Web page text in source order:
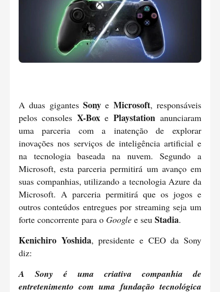
A duas gigantes Sonye Microsoft, responsáveis
pelos consoles X-Boxe Playstation anunciaram
uma parceria com a inatenção de explorar
inovações nos serviços de inteligência artificial e
na tecnologia baseada na nuvem. Segundo a
Microsoft, esta parceria permitirá um avanço em
suas companhias, utilizando a tecnologia Azure da
Microsoft. A parceria permitirá que os jogos e
outros conteúdos entregues por streaming seja um
forte concorrente para o Google e seuStadia.
Kenichiro Yoshida, presidente e CEO da Sony
diz:
A Sony é uma criativa companhia de
entretenimento com uma fundação tecnológica